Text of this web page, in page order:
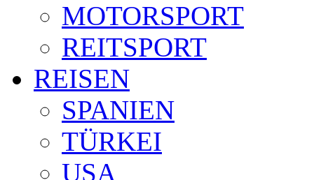
MOTORSPORT
REITSPORT
REISEN
SPANIEN
TÜRKEI
USA